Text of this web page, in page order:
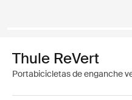
Thule ReVert
Portabicicletas de enganche